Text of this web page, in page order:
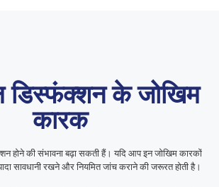
डिस्फंक्शन के जोखिम
कारक
होने की संभावना बढ़ा सकती हैं। यदि आप इन जोखिम कारकों
सावधानी रखने और नियमित जांच कराने की जरूरत होती है।